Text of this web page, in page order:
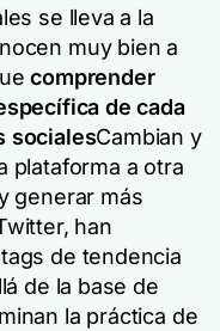
se lleva a la
muy bien a
comprender
de cada
socialesCambian y
plataforma a otra
generar más
han
de tendencia
de la base de
la práctica de